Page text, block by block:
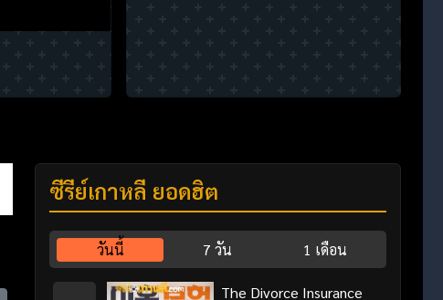
ซีรี่ย์เกาหลี ยอดฮิต
วันนี้ 7 วัน 1 เดือน
The Divorce Insurance